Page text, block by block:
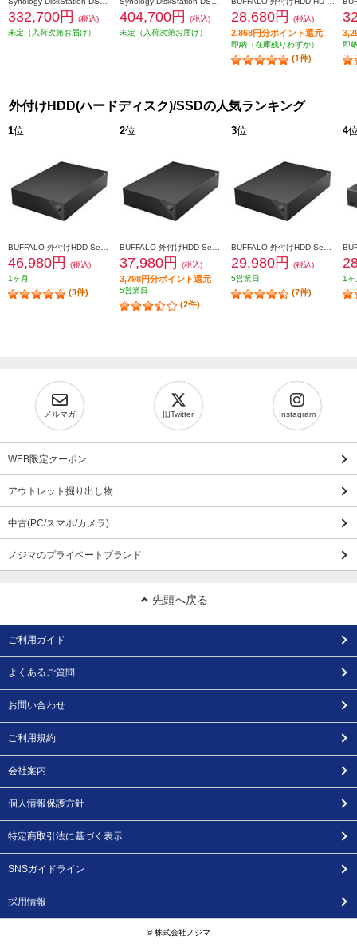
332,700円
(税込)
未定（入荷次第お届け）
404,700円
(税込)
未定（入荷次第お届け）
28,680円 (税込)
2,868円分ポイント還元
即納（在庫残りわずか）
(1件)
即
外付けHDD(ハードディスク)/SSDの人気ランキング
1位
46,980円
(税込)
1ヶ月
(3件)
2位
37,980円 (税込)
3,798円分ポイント還元
5営業日
(2件)
3位
29,980円
(税込)
5営業日
(7件)
4
1ヶ
メルマガ 旧Twitter Instagram
WEB限定クーポン
アウトレット掘り出し物
中古(PC/スマホ/カメラ)
ノジマのプライベートブランド
先頭へ戻る
ご利用ガイド
よくあるご質問
お問い合わせ
ご利用規約
会社案内
個人情報保護方針
特定商取引法に基づく表示
SNSガイドライン
採用情報
© 株式会社ノジマ